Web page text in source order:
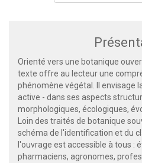
Orienté vers une botanique
texte offre au lecteur une
phénomène végétal. Il envisage
active - dans ses aspects
morphologiques, écologiques,
Loin des traités de botanique
schéma de l'identification et du
l'ouvrage est accessible à tous :
pharmaciens, agronomes,